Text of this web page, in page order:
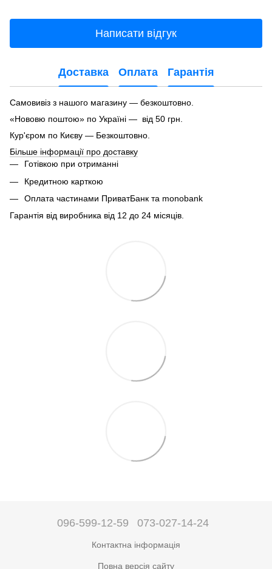
Написати відгук
Доставка Оплата Гарантія
Самовивіз з нашого магазину — безкоштовно.
«Нововю поштою» по Україні — від 50 грн.
Кур'єром по Києву — Безкоштовно.
Більше інформації про доставку
Готівкою при отриманні
Кредитною карткою
Оплата частинами ПриватБанк та monobank
Гарантія від виробника від 12 до 24 місяців.
096-599-12-59 073-027-14-24
Контактна інформація
Повна версія сайту